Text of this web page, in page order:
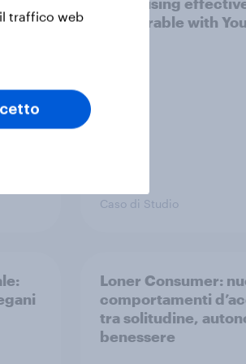
measurable with
Caso di Studio
Loner Consumer:
comportamenti
tra solitudine,
benessere
traffico web